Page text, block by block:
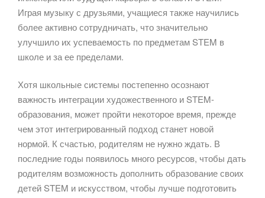
Играя музыку с друзьями, учащиеся также научились
более активно сотрудничать, что значительно
улучшило их успеваемость по предметам STEM в
школе и за ее пределами.
Хотя школьные системы постепенно осознают
важность интеграции художественного и STEM-
образования, может пройти некоторое время, прежде
чем этот интегрированный подход станет новой
нормой. К счастью, родителям не нужно ждать. В
последние годы появилось много ресурсов, чтобы дать
родителям возможность дополнить образование своих
детей STEM и искусством, чтобы лучше подготовить